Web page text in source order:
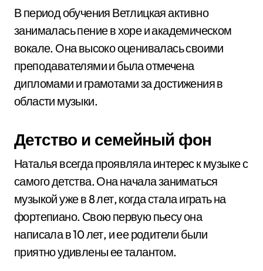
В период обучения Ветлицкая активно
занималась пение в хоре и академическом
вокале. Она высоко оценивалась своими
преподавателями и была отмечена
дипломами и грамотами за достижения в
области музыки.
Детство и семейный фон
Наталья всегда проявляла интерес к музыке с
самого детства. Она начала заниматься
музыкой уже в 8 лет, когда стала играть на
фортепиано. Свою первую пьесу она
написала в 10 лет, и ее родители были
приятно удивлены ее талантом.